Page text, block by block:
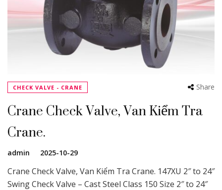
CHECK VALVE - CRANE Share
Crane Check Valve, Van Kiểm Tra
Crane.
admin 2025-10-29
Crane Check Valve, Van Kiểm Tra Crane. 147XU 2″ to 24″
Swing Check Valve – Cast Steel Class 150 Size 2″ to 24″